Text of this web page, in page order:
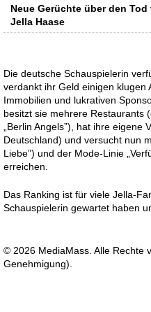
Neue Gerüchte über den Tod
Jella Haase
Die deutsche Schauspielerin
verdankt ihr Geld einigen klugen
Immobilien und lukrativen
besitzt sie mehrere Restaurants
„Berlin Angels”), hat ihre
Deutschland) und versucht nun
Liebe”) und der Mode-Linie
erreichen.
Das Ranking ist für viele Jella-
Schauspielerin gewartet haben
© 2026 MediaMass. Alle Rechte
Genehmigung).